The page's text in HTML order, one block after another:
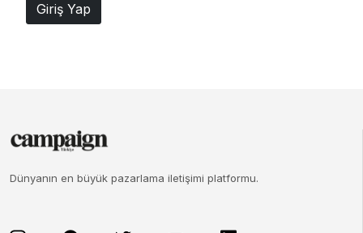
Giriş Yap
Dünyanın en büyük pazarlama iletişimi platformu.